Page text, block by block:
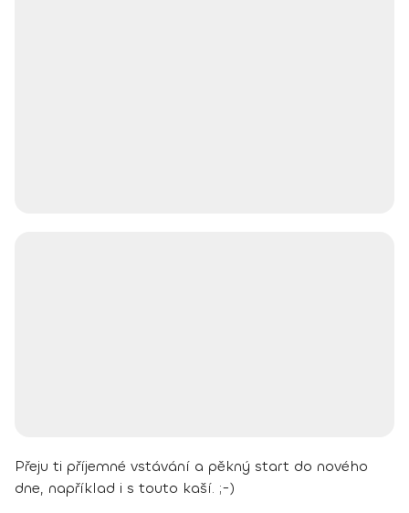
Přeju ti příjemné vstávání a pěkný start do nového
dne, například i s touto kaší. ;-)